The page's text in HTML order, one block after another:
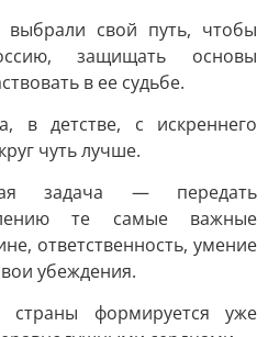
свой путь, чтобы
защищать основы
в ее судьбе.
в детстве, с искреннего
чуть лучше.
задача — передать
те самые важные
ответственность, умение
убеждения.
формируется уже